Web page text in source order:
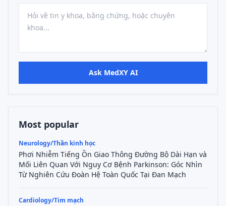
Ask MedXY AI
Most popular
Neurology/Thần kinh học
Phơi Nhiễm Tiếng Ồn Giao Thông Đường Bộ Dài Hạn và
Mối Liên Quan Với Nguy Cơ Bệnh Parkinson: Góc Nhìn
Từ Nghiên Cứu Đoàn Hệ Toàn Quốc Tại Đan Mạch
Cardiology/Tim mạch